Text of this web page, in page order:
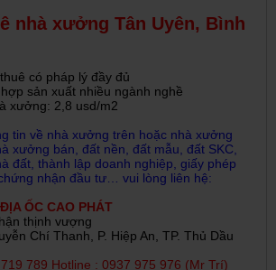
nhà xưởng Tân Uyên, Bình
có pháp lý đầy đủ
sản xuất nhiều ngành nghề
xưởng: 2,8 usd/m2
tin về nhà xưởng trên hoặc nhà xưởng
xưởng bán, đất nền, đất mẫu, đất SKC,
đất, thành lập doanh nghiệp, giấy phép
nhận đầu tư… vui lòng liên hệ:
ỐC CAO PHÁT
thịnh vượng
Chí Thanh, P. Hiệp An, TP. Thủ Dầu
789 Hotline : 0937 975 976 (Mr Trí)